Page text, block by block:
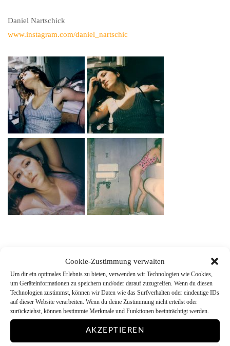
Cookie-Zustimmung verwalten
Um dir ein optimales Erlebnis zu bieten, verwenden wir Technologien wie Cookies,
um Geräteinformationen zu speichern und/oder darauf zuzugreifen. Wenn du diesen
Technologien zustimmst, können wir Daten wie das Surfverhalten oder eindeutige IDs
auf dieser Website verarbeiten. Wenn du deine Zustimmung nicht erteilst oder
zurückziehst, können bestimmte Merkmale und Funktionen beeinträchtigt werden.
AKZEPTIEREN
Daniel Nartschick
www.instagram.com/daniel_nartschic
Fa
ce
bo
ok
T
wi
tte
r
Pi
nt
er
es
t
T
u
m
bl
r
W
ha
ts
A
pp
E
m
ail
Te
ile
n